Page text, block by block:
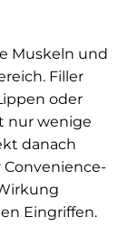
Muskeln und
Filler
oder
nur wenige
danach
Eingriffen.